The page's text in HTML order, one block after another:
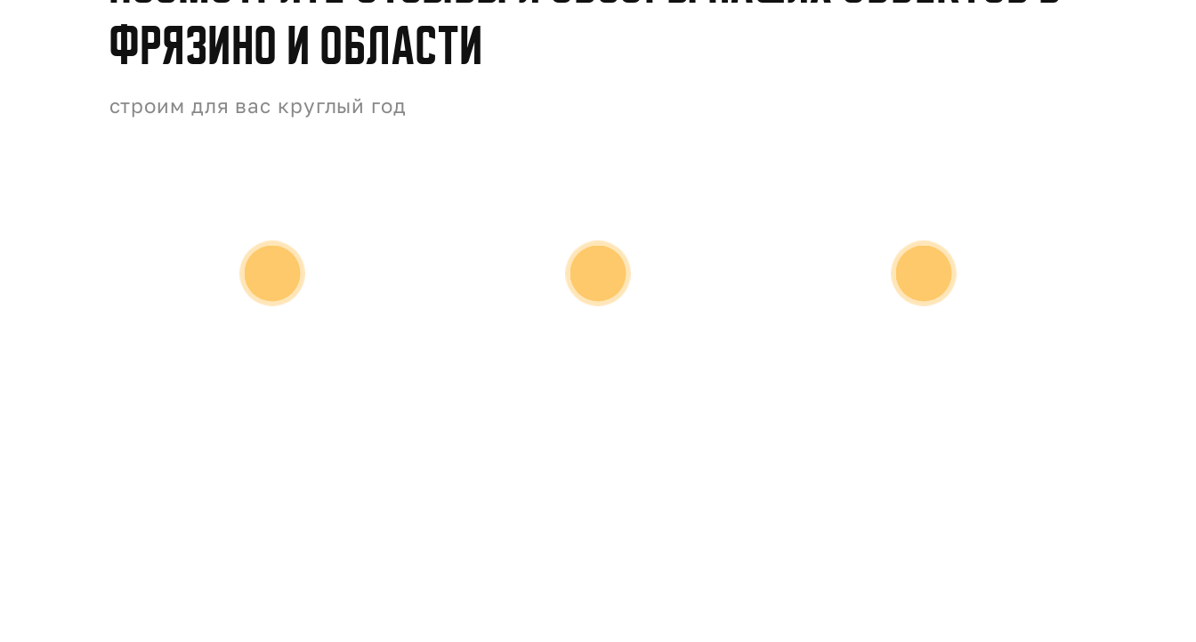
Фрязино и области
строим для вас круглый год